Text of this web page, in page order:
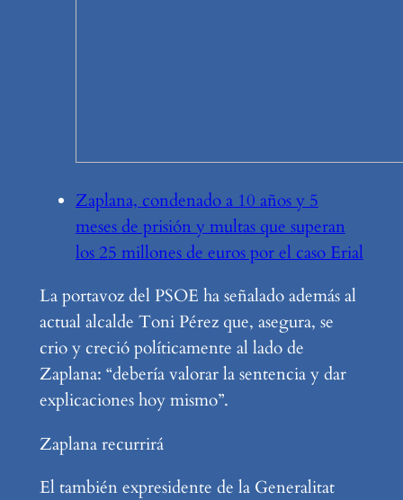
Zaplana, condenado a 10 años y 5
meses de prisión y multas que superan
los 25 millones de euros por el caso Erial
La portavoz del PSOE ha señalado además al
actual alcalde Toni Pérez que, asegura, se
crio y creció políticamente al lado de
Zaplana: “debería valorar la sentencia y dar
explicaciones hoy mismo”.
Zaplana recurrirá
El también expresidente de la Generalitat